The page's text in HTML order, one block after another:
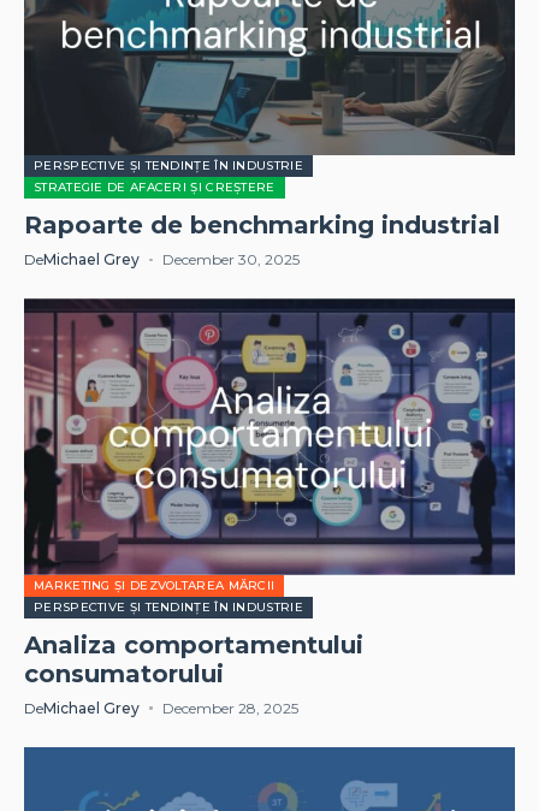
PERSPECTIVE ȘI TENDINȚE ÎN INDUSTRIE
STRATEGIE DE AFACERI ȘI CREȘTERE
Rapoarte de benchmarking industrial
DeMichael Grey December 30, 2025
MARKETING ȘI DEZVOLTAREA MĂRCII
PERSPECTIVE ȘI TENDINȚE ÎN INDUSTRIE
Analiza comportamentului
consumatorului
DeMichael Grey December 28, 2025